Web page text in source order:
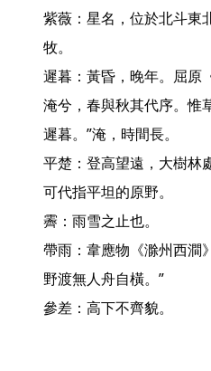
紫薇：星名，位於北斗東
牧。
遲暮：黃昏，晚年。屈原
淹兮，春與秋其代序。惟
遲暮。”淹，時間長。
平楚：登高望遠，大樹林
可代指平坦的原野。
霽：雨雪之止也。
帶雨：韋應物《滁州西澗
野渡無人舟自橫。”
參差：高下不齊貌。